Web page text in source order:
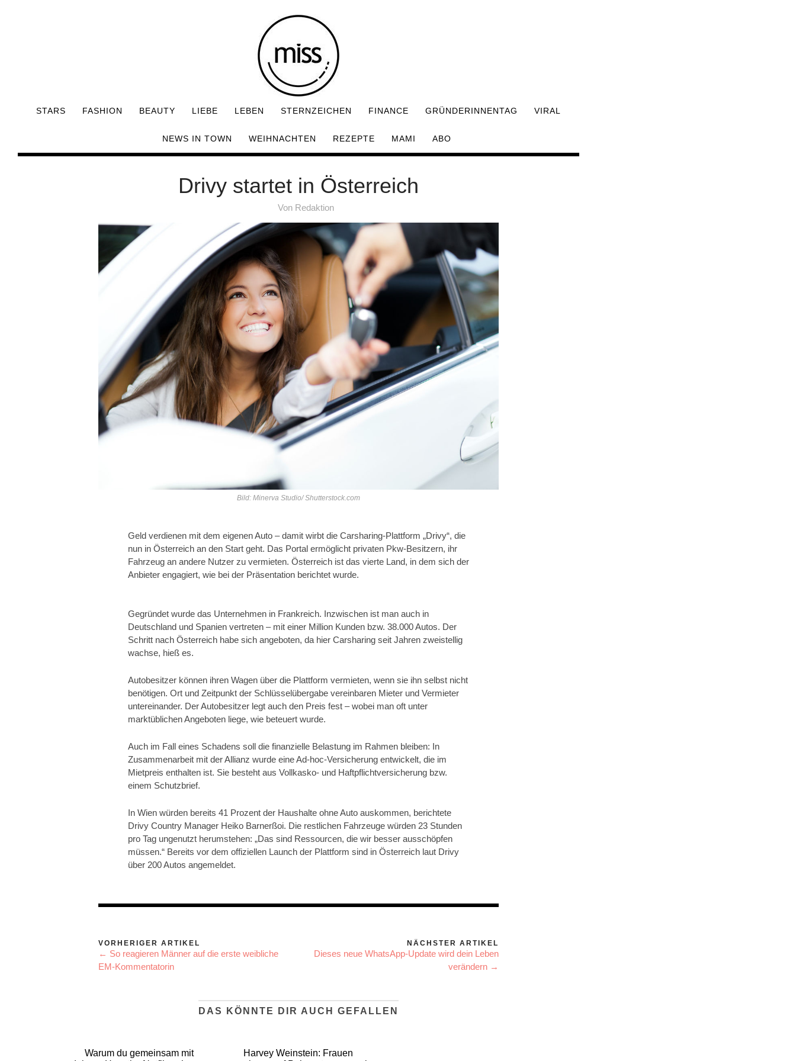
STARS FASHION BEAUTY LIEBE LEBEN STERNZEICHEN FINANCE GRÜNDERINNENTAG VIRAL
NEWS IN TOWN WEIHNACHTEN REZEPTE MAMI ABO
Drivy startet in Österreich
Von Redaktion
Bild: Minerva Studio/ Shutterstock.com
Geld verdienen mit dem eigenen Auto – damit wirbt die Carsharing-Plattform „Drivy“, die
nun in Österreich an den Start geht. Das Portal ermöglicht privaten Pkw-Besitzern, ihr
Fahrzeug an andere Nutzer zu vermieten. Österreich ist das vierte Land, in dem sich der
Anbieter engagiert, wie bei der Präsentation berichtet wurde.
Gegründet wurde das Unternehmen in Frankreich. Inzwischen ist man auch in
Deutschland und Spanien vertreten – mit einer Million Kunden bzw. 38.000 Autos. Der
Schritt nach Österreich habe sich angeboten, da hier Carsharing seit Jahren zweistellig
wachse, hieß es.
Autobesitzer können ihren Wagen über die Plattform vermieten, wenn sie ihn selbst nicht
benötigen. Ort und Zeitpunkt der Schlüsselübergabe vereinbaren Mieter und Vermieter
untereinander. Der Autobesitzer legt auch den Preis fest – wobei man oft unter
marktüblichen Angeboten liege, wie beteuert wurde.
Auch im Fall eines Schadens soll die finanzielle Belastung im Rahmen bleiben: In
Zusammenarbeit mit der Allianz wurde eine Ad-hoc-Versicherung entwickelt, die im
Mietpreis enthalten ist. Sie besteht aus Vollkasko- und Haftpflichtversicherung bzw.
einem Schutzbrief.
In Wien würden bereits 41 Prozent der Haushalte ohne Auto auskommen, berichtete
Drivy Country Manager Heiko Barnerßoi. Die restlichen Fahrzeuge würden 23 Stunden
pro Tag ungenutzt herumstehen: „Das sind Ressourcen, die wir besser ausschöpfen
müssen.“ Bereits vor dem offiziellen Launch der Plattform sind in Österreich laut Drivy
über 200 Autos angemeldet.
VORHERIGER ARTIKEL
← So reagieren Männer auf die erste weibliche
EM-Kommentatorin
NÄCHSTER ARTIKEL
Dieses neue WhatsApp-Update wird dein Leben
verändern →
DAS KÖNNTE DIR AUCH GEFALLEN
Warum du gemeinsam mit
Harvey Weinstein: Frauen